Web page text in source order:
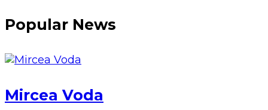
Popular News
Mircea Voda